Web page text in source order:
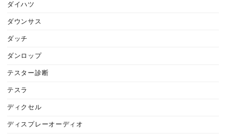
ダイハツ
ダウンサス
ダッチ
ダンロップ
テスター診断
テスラ
ディクセル
ディスプレーオーディオ